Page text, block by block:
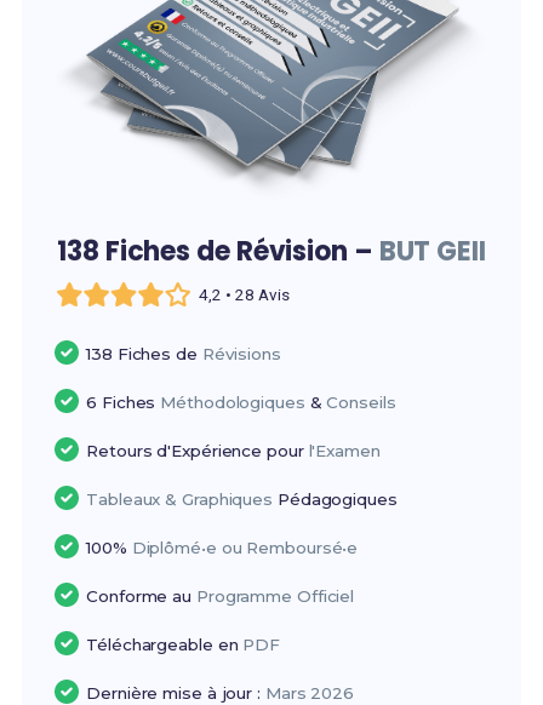
138 Fiches de Révision – BUT GEII
4,2 • 28 Avis
138 Fiches de Révisions
6 Fiches Méthodologiques &Conseils
Retours d'Expérience pour l'Examen
Tableaux & Graphiques Pédagogiques
100% Diplômé•e ou Remboursé•e
Conforme au Programme Officiel
Téléchargeable en PDF
Dernière mise à jour : Mars 2026